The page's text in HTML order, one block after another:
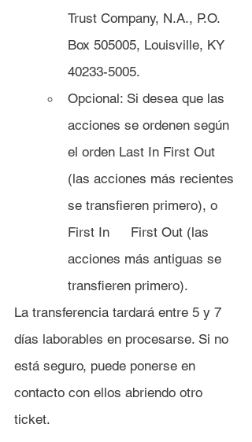
Trust Company, N.A., P.O.
Box 505005, Louisville, KY
40233-5005.
Opcional: Si desea que las
acciones se ordenen según
el orden Last In First Out
(las acciones más recientes
se transfieren primero), o
First In 	First Out (las
acciones más antiguas se
transfieren primero).
La transferencia tardará entre 5 y 7
días laborables en procesarse. Si no
está seguro, puede ponerse en
contacto con ellos abriendo otro
ticket.